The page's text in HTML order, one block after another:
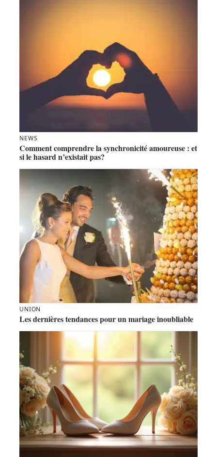
NEWS
Comment comprendre la synchronicité amoureuse : et
si le hasard n’existait pas?
UNION
Les dernières tendances pour un mariage inoubliable